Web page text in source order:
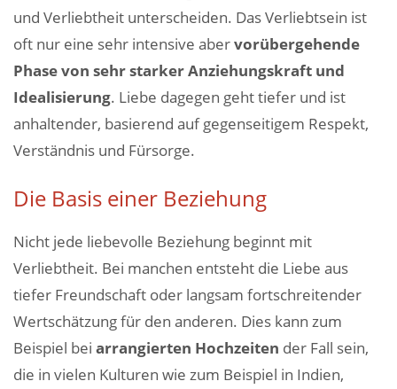
und Verliebtheit unterscheiden. Das Verliebtsein ist
oft nur eine sehr intensive abervorübergehende
Phase von sehr starker Anziehungskraft und
Idealisierung. Liebe dagegen geht tiefer und ist
anhaltender, basierend auf gegenseitigem Respekt,
Verständnis und Fürsorge.
Die Basis einer Beziehung
Nicht jede liebevolle Beziehung beginnt mit
Verliebtheit. Bei manchen entsteht die Liebe aus
tiefer Freundschaft oder langsam fortschreitender
Wertschätzung für den anderen. Dies kann zum
Beispiel bei arrangierten Hochzeiten der Fall sein,
die in vielen Kulturen wie zum Beispiel in Indien,